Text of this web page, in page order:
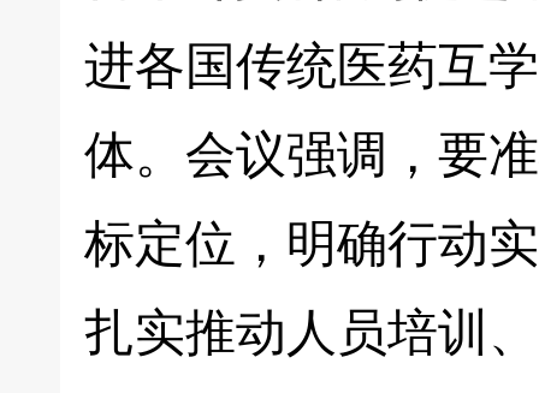
进各国传统医药互
体。会议强调，要
标定位，明确行动
扎实推动人员培训